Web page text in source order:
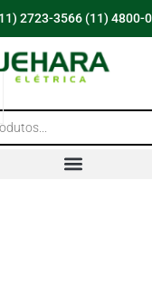
2723-3566 (11) 4800-